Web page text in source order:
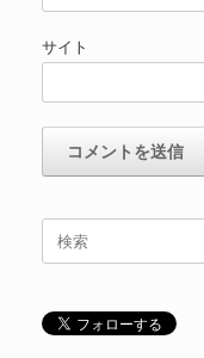
サイト
検